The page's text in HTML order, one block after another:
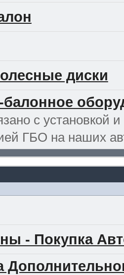
диски
балонное
с установкой и
ГБО на наших
- Покупка